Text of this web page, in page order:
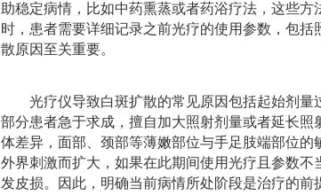
助稳定病情，比如中药熏蒸或者药浴疗法，这些
时，患者需要详细记录之前光疗的使用参数，包
散原因至关重要。
光疗仪导致白斑扩散的常见原因包括起始剂量
部分患者急于求成，擅自加大照射剂量或者延长
体差异，面部、颈部等薄嫩部位与手足肢端部位
外界刺激而扩大，如果在此期间使用光疗且参数
发皮损。因此，明确当前病情所处阶段是治疗的前